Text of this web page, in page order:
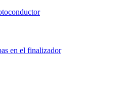
en el finalizador